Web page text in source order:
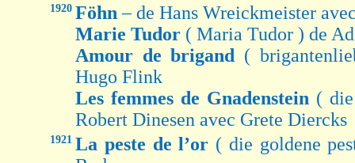
1920 Föhn– de Hans Wreickmeister
Marie Tudor ( Maria Tudor ) de
Amour de brigand (
Hugo Flink
Les femmes de Gnadenstein (
Robert Dinesen avec Grete Diercks
1921 La peste de l’or ( die goldene